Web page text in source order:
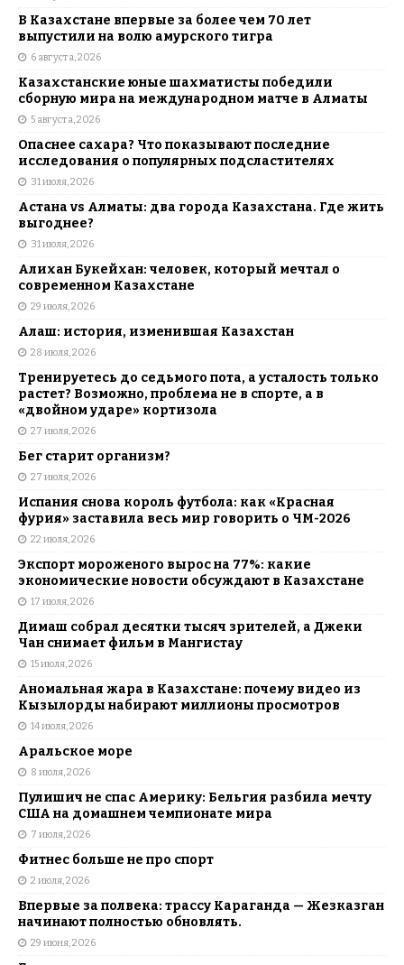
В Казахстане впервые за более чем 70 лет
выпустили на волю амурского тигра
6 августа, 2026
Казахстанские юные шахматисты победили
сборную мира на международном матче в Алматы
5 августа, 2026
Опаснее сахара? Что показывают последние
исследования о популярных подсластителях
31 июля, 2026
Астана vs Алматы: два города Казахстана. Где жить
выгоднее?
31 июля, 2026
Алихан Букейхан: человек, который мечтал о
современном Казахстане
29 июля, 2026
Алаш: история, изменившая Казахстан
28 июля, 2026
Тренируетесь до седьмого пота, а усталость только
растет? Возможно, проблема не в спорте, а в
«двойном ударе» кортизола
27 июля, 2026
Бег старит организм?
27 июля, 2026
Испания снова король футбола: как «Красная
фурия» заставила весь мир говорить о ЧМ-2026
22 июля, 2026
Экспорт мороженого вырос на 77%: какие
экономические новости обсуждают в Казахстане
17 июля, 2026
Димаш собрал десятки тысяч зрителей, а Джеки
Чан снимает фильм в Мангистау
15 июля, 2026
Аномальная жара в Казахстане: почему видео из
Кызылорды набирают миллионы просмотров
14 июля, 2026
Аральское море
8 июля, 2026
Пулишич не спас Америку: Бельгия разбила мечту
США на домашнем чемпионате мира
7 июля, 2026
Фитнес больше не про спорт
2 июля, 2026
Впервые за полвека: трассу Караганда — Жезказган
начинают полностью обновлять.
29 июня, 2026